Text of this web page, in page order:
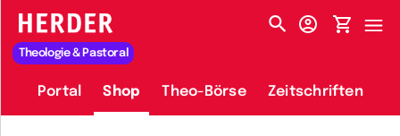
HERDER-MENÜ
Theologie & Pastoral
Portal Shop Theo-Börse Zeitschriften